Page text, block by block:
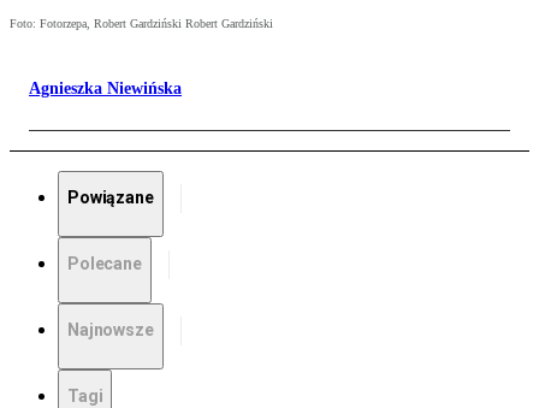
Foto: Fotorzepa, Robert Gardziński Robert Gardziński
Agnieszka Niewińska
Powiązane
Polecane
Najnowsze
Tagi